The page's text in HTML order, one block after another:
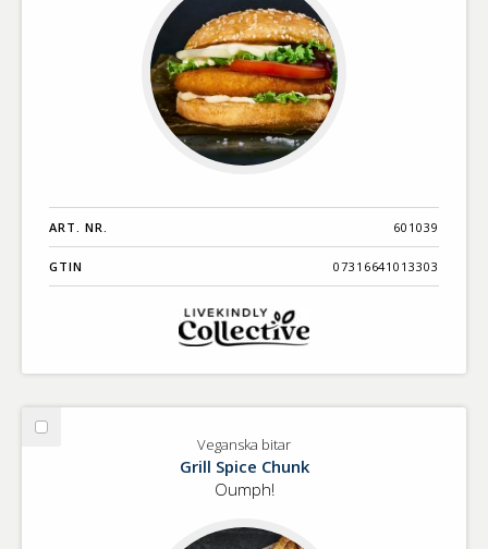
ART. NR. 601039
GTIN 07316641013303
Välj
Veganska bitar
Grill Spice Chunk
Oumph!